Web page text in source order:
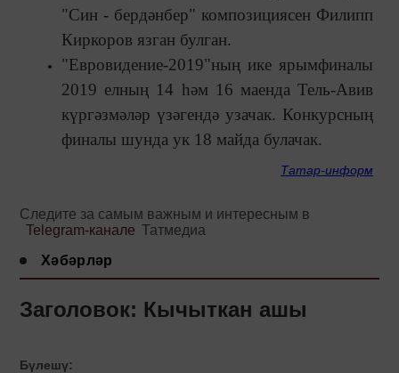
"Син - бердәнбер" композициясен Филипп
Киркоров язган булган.
"Евровидение-2019"ның ике ярымфиналы
2019 елның 14 һәм 16 маенда Тель-Авив
күргәзмәләр үзәгендә узачак. Конкурсның
финалы шунда ук 18 майда булачак.
Татар-информ
Следите за самым важным и интересным в
Telegram-канале Татмедиа
Хәбәрләр
Заголовок: Кычыткан ашы
Бүлешү: